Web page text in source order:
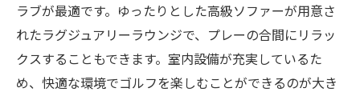
ラブが最適です。ゆったりとした高級ソファーが用意さ
れたラグジュアリーラウンジで、プレーの合間にリラッ
クスすることもできます。室内設備が充実しているた
め、快適な環境でゴルフを楽しむことができるのが大き